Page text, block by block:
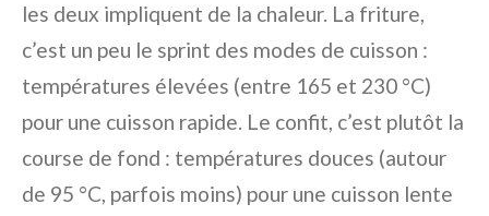
les deux impliquent de la chaleur. La friture,
c’est un peu le sprint des modes de cuisson :
températures élevées (entre 165 et 230 °C)
pour une cuisson rapide. Le confit, c’est plutôt la
course de fond : températures douces (autour
de 95 °C, parfois moins) pour une cuisson lente